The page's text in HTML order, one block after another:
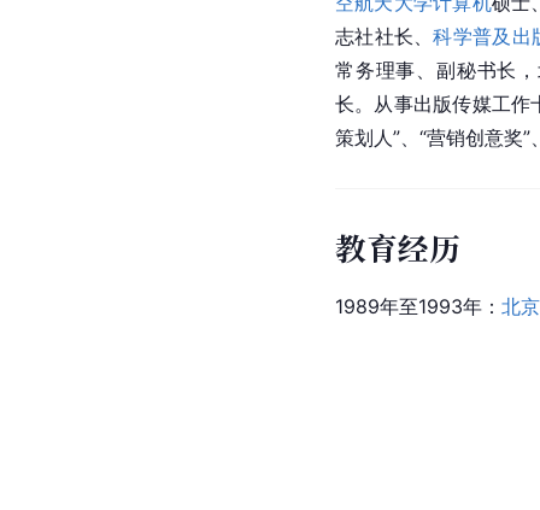
志社社长、科学普及出
常务理事、副秘书长
长。从事出版传媒工作
策划人”、“营销创意奖
教育经历
1989年至1993年： 北